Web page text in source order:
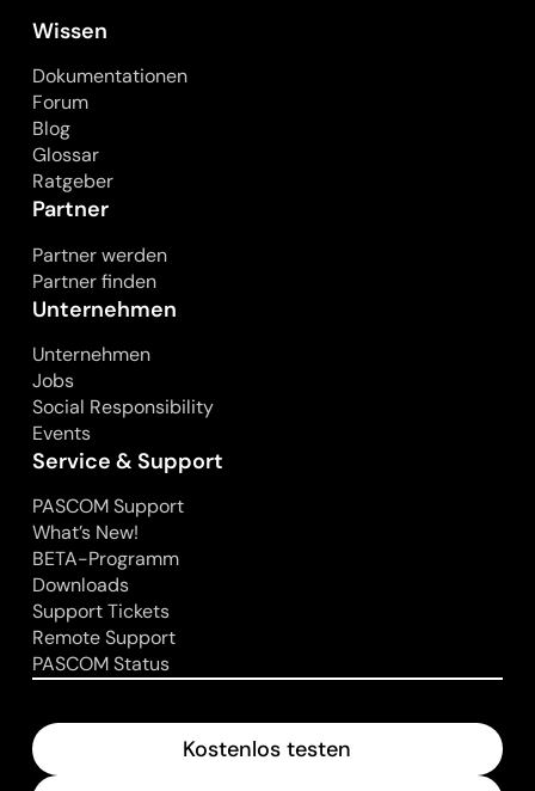
Wissen
Dokumentationen
Forum
Blog
Glossar
Ratgeber
Partner
Partner werden
Partner finden
Unternehmen
Unternehmen
Jobs
Social Responsibility
Events
Service & Support
PASCOM Support
What’s New!
BETA-Programm
Downloads
Support Tickets
Remote Support
PASCOM Status
Kostenlos testen